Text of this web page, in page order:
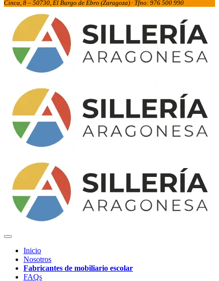
Cinca, 8 – 50730, El Burgo de Ebro (Zaragoza) · Tfno: 976 500 990
Inicio
Nosotros
Fabricantes de mobiliario escolar
FAQs